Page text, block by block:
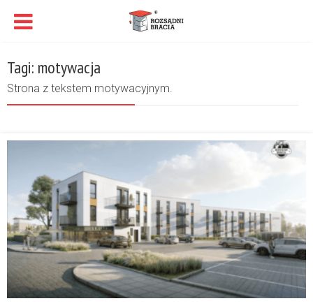
Tagi: motywacja
Strona z tekstem motywacyjnym.